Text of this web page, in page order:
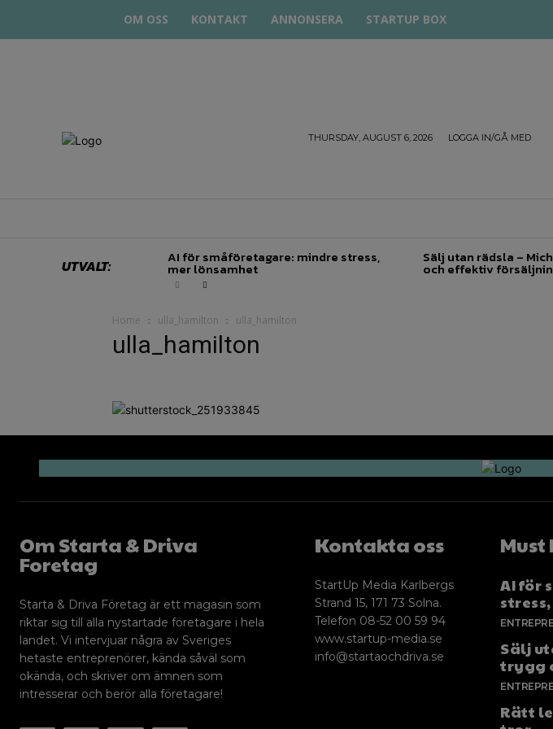
OM OSS KONTAKT ANNONSERA STARTUP BOX
THURSDAY, AUGUST 6, 2026 LOGGA IN/GÅ MED
UTVALT: AI för småföretagare: mindre stress,
mer lönsamhet
Sälj utan rädsla –
och effektiv
Home ulla_hamilton ulla_hamilton
ulla_hamilton
Om Starta & Driva
Foretag
Starta & Driva Företag är ett magasin som
riktar sig till alla nystartade företagare i hela
landet. Vi intervjuar några av Sveriges
hetaste entreprenörer, kända såväl som
okända, och skriver om ämnen som
intresserar och berör alla företagare!
Kontakta oss
StartUp Media Karlbergs
Strand 15, 171 73 Solna.
Telefon 08-52 00 59 94
www.startup-media.se
info@startaochdriva.se
Must
AI för
Sälj
trygg
Rätt